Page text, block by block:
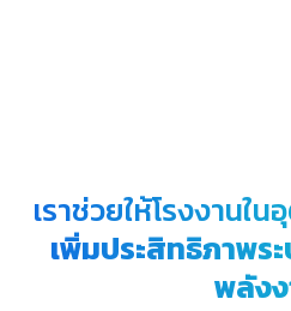
เราช่วยให้โรงงานใ
เพิ่มประสิทธิภาพร
พลัง